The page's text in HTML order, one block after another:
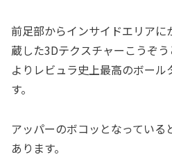
前足部からインサイドエリアに
蔵した3Dテクスチャーこうぞ
よりレビュラ史上最高のボール
す。
アッパーのボコッとなっている
あります。